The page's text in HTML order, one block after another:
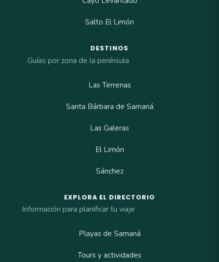
Salto El Limón
DESTINOS
Guías por zona de la península
Las Terrenas
Santa Bárbara de Samaná
Las Galeras
El Limón
Sánchez
EXPLORA EL DIRECTORIO
Información para planificar tu viaje
Playas de Samaná
Tours y actividades